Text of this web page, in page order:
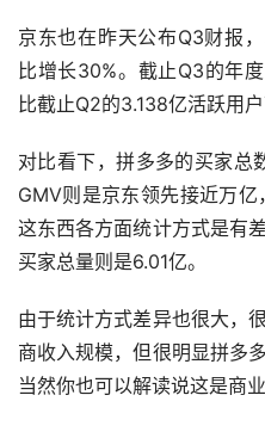
京东也在昨天公布Q3财报
比增长30%。截止Q3的年
比截止Q2的3.138亿活跃用户
对比看下，拼多多的买家总
GMV则是京东领先接近万
这东西各方面统计方式是有
买家总量则是6.01亿。
由于统计方式差异也很大，
商收入规模，但很明显拼多
当然你也可以解读说这是商